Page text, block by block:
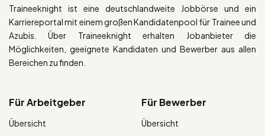
Traineeknight ist eine deutschlandweite Jobbörse und ein
Karriereportal mit einem großen Kandidatenpool für Trainee und
Azubis. Über Traineeknight erhalten Jobanbieter die
Möglichkeiten, geeignete Kandidaten und Bewerber aus allen
Bereichen zu finden.
Für Arbeitgeber
Übersicht
Für Bewerber
Übersicht